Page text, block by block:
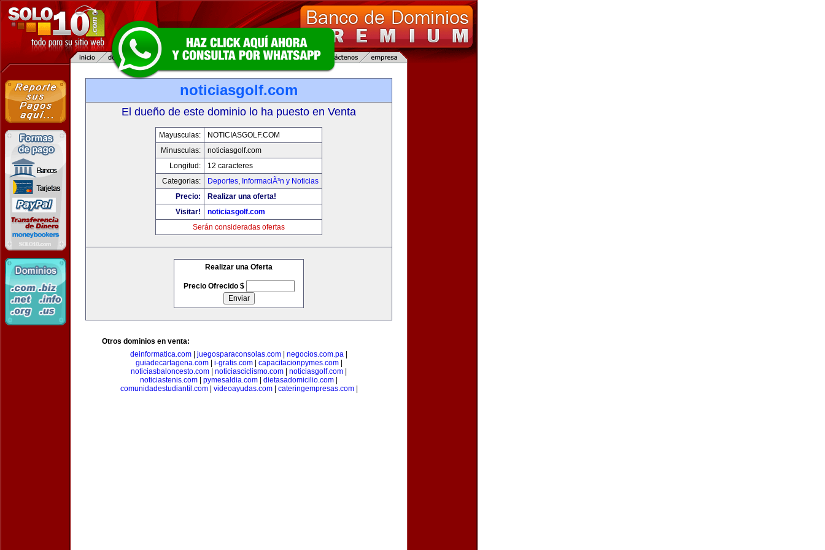
noticiasgolf.com
El dueño de este dominio lo ha puesto en Venta
Mayusculas:
NOTICIASGOLF.COM
Minusculas:
noticiasgolf.com
Longitud:
12 caracteres
Categorias:
Deportes, InformaciÃ³n y Noticias
Precio:
Realizar una oferta!
Visitar!
noticiasgolf.com
Serán consideradas ofertas
Realizar una Oferta
Precio Ofrecido $
Otros dominios en venta:
deinformatica.com
juegosparaconsolas.com negocios.com.pa
guiadecartagena.com| i-gratis.com| capacitacionpymes.com|
noticiasbaloncesto.com
noticiasciclismo.com noticiasgolf.com
noticiastenis.com
pymesaldia.com dietasadomicilio.com
comunidadestudiantil.com| videoayudas.com| cateringempresas.com|